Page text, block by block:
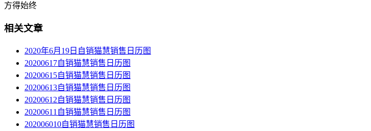
方得始终
相关文章
2020年6月19日自销猫慧销售日历图
20200617自销猫慧销售日历图
20200615自销猫慧销售日历图
20200613自销猫慧销售日历图
20200612自销猫慧销售日历图
20200611自销猫慧销售日历图
202006010自销猫慧销售日历图